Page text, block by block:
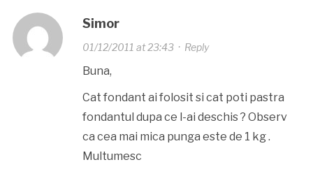
Simor
01/12/2011 at 23:43· Reply
Buna,
Cat fondant ai folosit si cat poti pastra
fondantul dupa ce l-ai deschis ? Observ
ca cea mai mica punga este de 1 kg .
Multumesc